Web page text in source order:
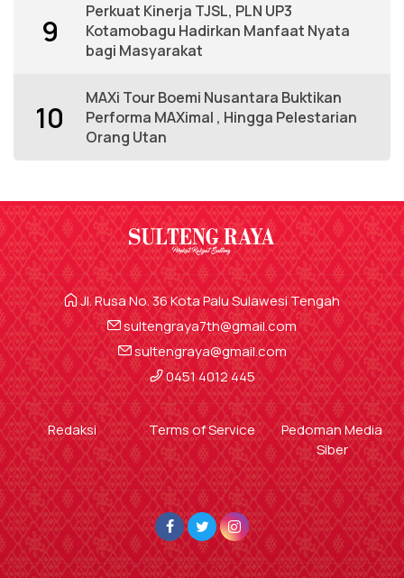
9
Perkuat Kinerja TJSL, PLN UP3
Kotamobagu Hadirkan Manfaat Nyata
bagi Masyarakat
10
MAXi Tour Boemi Nusantara Buktikan
Performa MAXimal , Hingga Pelestarian
Orang Utan
Jl. Rusa No. 36 Kota Palu Sulawesi Tengah
sultengraya7th@gmail.com
sultengraya@gmail.com
0451 4012 445
Redaksi Terms of Service
Pedoman Media
Siber